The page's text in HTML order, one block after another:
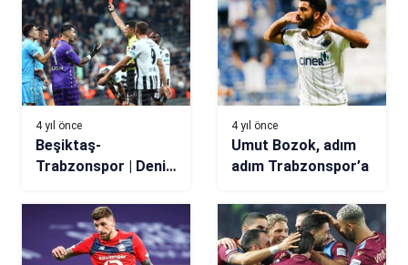
4 yıl önce
Beşiktaş-
Trabzonspor | Deniz
yorumladı!
4 yıl önce
Umut Bozok, adım
adım Trabzonspor’a